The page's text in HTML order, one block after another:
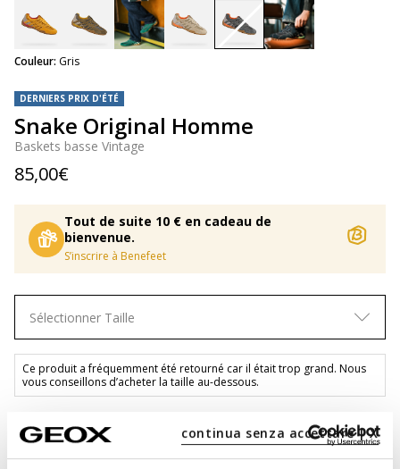
continua senza accettare | X
DERNIERS PRIX D'ÉTÉ
Snake Original Homme
Baskets basse Vintage
85,00€
Tout de suite 10 € en cadeau de
bienvenue.
S’inscrire à Benefeet
Couleur: Gris
Sélectionner Taille
Ce produit a fréquemment été retourné car il était trop grand. Nous
vous conseillons d’acheter la taille au-dessous.
AJOUTER AU PANIER